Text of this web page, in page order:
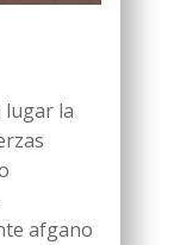
lugar la
afgano